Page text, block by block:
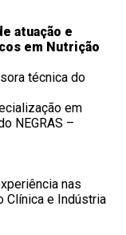
atuação e
em Nutrição
técnica do
em
NEGRAS –
nas
Clínica e Indústria